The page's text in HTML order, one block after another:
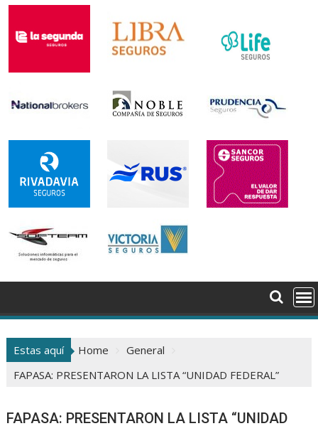
Estas aquí Home
General
FAPASA: PRESENTARON LA LISTA “UNIDAD FEDERAL”
FAPASA: PRESENTARON LA LISTA “UNIDAD